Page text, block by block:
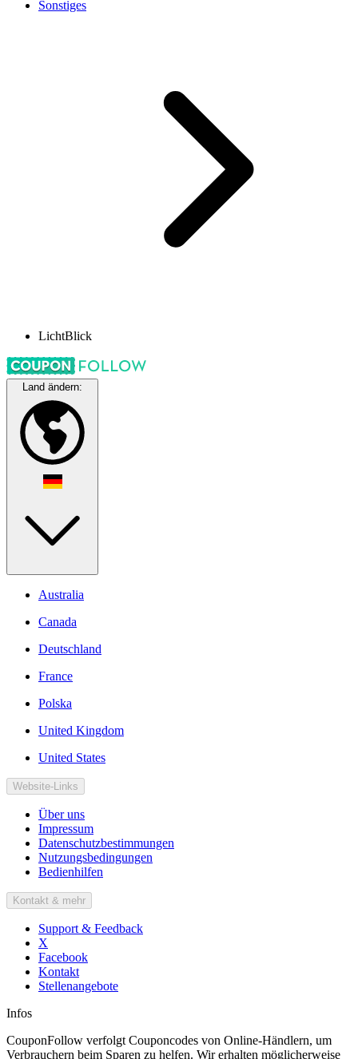
Sonstiges
LichtBlick
Land ändern:
Australia
Canada
Deutschland
France
Polska
United Kingdom
United States
Website-Links
Über uns
Impressum
Datenschutzbestimmungen
Nutzungsbedingungen
Bedienhilfen
Kontakt & mehr
Support & Feedback
X
Facebook
Kontakt
Stellenangebote
Infos
CouponFollow verfolgt Couponcodes von Online-Händlern, um
Verbrauchern beim Sparen zu helfen. Wir erhalten möglicherweise